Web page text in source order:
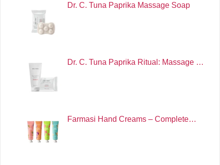
Dr. C. Tuna Paprika Massage Soap
Dr. C. Tuna Paprika Ritual: Massage …
Farmasi Hand Creams – Complete…